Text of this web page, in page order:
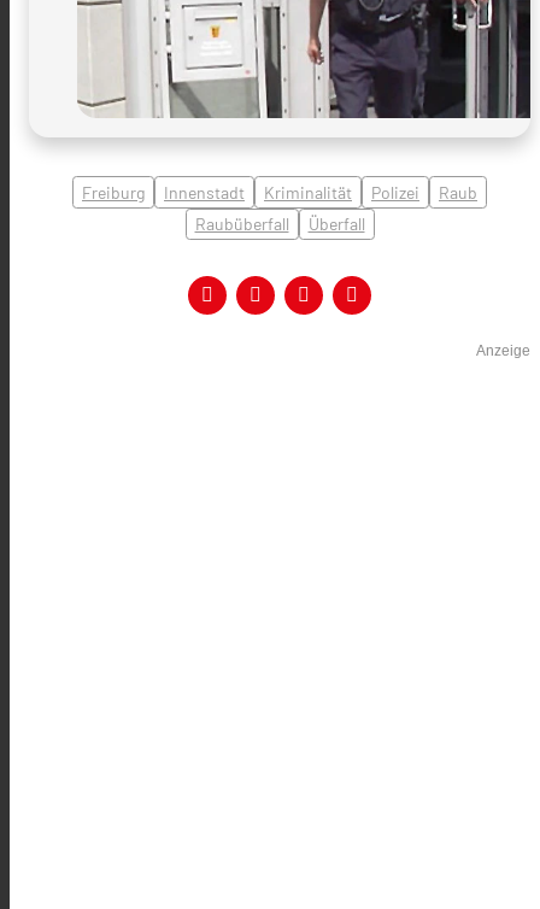
Freiburg Innenstadt Kriminalität Polizei
Raub
Raubüberfall
Überfall
Anzeige